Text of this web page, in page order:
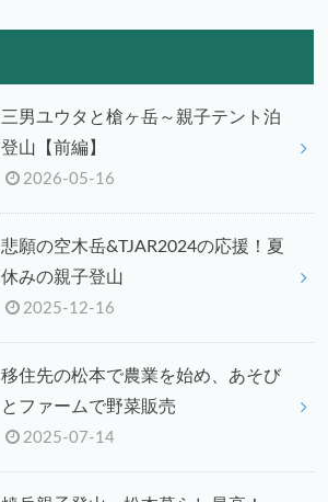
三男ユウタと槍ヶ岳～親子テント泊
登山【前編】
2026-05-16
悲願の空木岳&TJAR2024の応援！夏
休みの親子登山
2025-12-16
移住先の松本で農業を始め、あそび
とファームで野菜販売
2025-07-14